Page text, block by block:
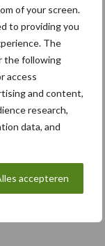
of your screen.
to providing you
The
the following
access
and content,
research,
data, and
accepteren
Loonwerk